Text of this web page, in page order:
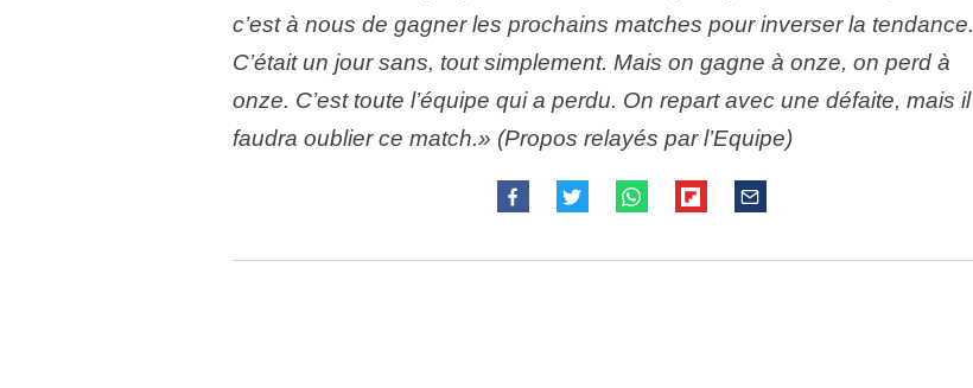
c’est à nous de gagner les prochains matches pour inverser la tendance.
C’était un jour sans, tout simplement. Mais on gagne à onze, on perd à
onze. C’est toute l’équipe qui a perdu. On repart avec une défaite, mais il
faudra oublier ce match.» (Propos relayés par l’Equipe)